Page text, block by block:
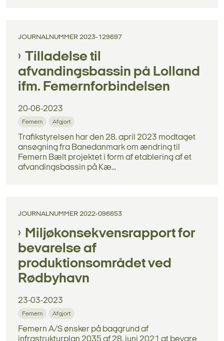
JOURNALNUMMER 2023-129697
Tilladelse til
afvandingsbassin på Lolland
ifm. Femernforbindelsen
20-06-2023
Femern Afgjort
Trafikstyrelsen har den 28. april 2023 modtaget
ansøgning fra Banedanmark om ændring til
Femern Bælt projektet i form af etablering af et
afvandingsbassin på Kæ...
JOURNALNUMMER 2022-096653
Miljøkonsekvensrapport for
bevarelse af
produktionsområdet ved
Rødbyhavn
23-03-2023
Femern Afgjort
Femern A/S ønsker på baggrund af
infrastrukturplan 2035 af 28. juni 2021 at bevare